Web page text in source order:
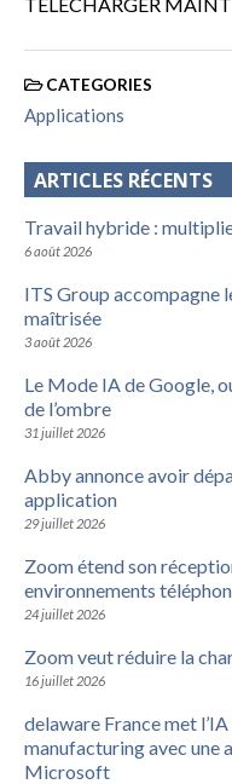
TÉLÉCHARGER
CATEGORIES
Applications
ARTICLES RÉCENTS
Travail hybride :
6 août 2026
ITS Group accompagne
maîtrisée
3 août 2026
Le Mode IA de Google,
de l’ombre
31 juillet 2026
Abby annonce avoir
application
29 juillet 2026
Zoom étend son
environnements
24 juillet 2026
Zoom veut réduire la
16 juillet 2026
delaware France met
manufacturing avec une
Microsoft